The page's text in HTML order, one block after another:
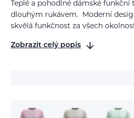
Teplé a pohodlné dámské
dlouhým rukávem. Moderní
skvělá funkčnost za všech
Zobrazit celý popis